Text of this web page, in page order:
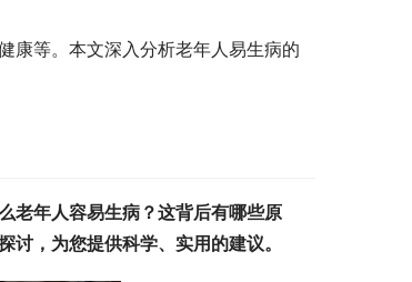
康等。本文深入分析老年人易生病的
老年人容易生病？这背后有哪些原
，为您提供科学、实用的建议。